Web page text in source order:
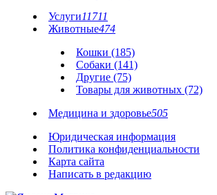
Услуги11711
Животные474
Кошки (185)
Собаки (141)
Другие (75)
Товары для животных (72)
Медицина и здоровье505
Юридическая информация
Политика конфиденциальности
Карта сайта
Написать в редакцию